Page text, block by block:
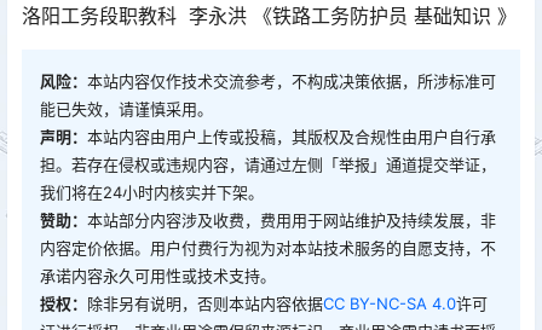
洛阳工务段职教科 李永洪 《铁路工务防护员 基础知识 》
风险： 本站内容仅作技术交流参考，不构成决策依据，所涉标准可
能已失效，请谨慎采用。
声明： 本站内容由用户上传或投稿，其版权及合规性由用户自行承
担。若存在侵权或违规内容，请通过左侧「举报」通道提交举证，
我们将在24小时内核实并下架。
赞助： 本站部分内容涉及收费，费用用于网站维护及持续发展，非
内容定价依据。用户付费行为视为对本站技术服务的自愿支持，不
承诺内容永久可用性或技术支持。
授权： 除非另有说明，否则本站内容依据CC BY-NC-SA 4.0许可